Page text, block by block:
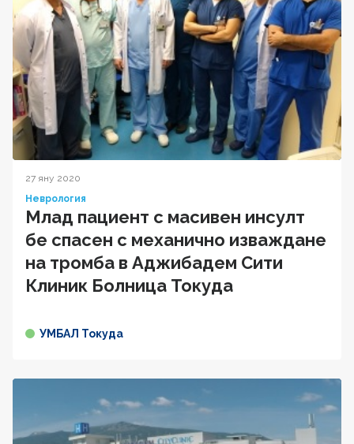
27 яну 2020
Неврология
Млад пациент с масивен инсулт
бе спасен с механично изваждане
на тромба в Аджибадем Сити
Клиник Болница Токуда
УМБАЛ Токуда